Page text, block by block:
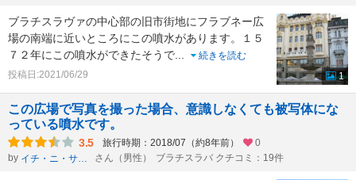
ブラチスラヴァの中心部の旧市街地にフラブネー広
場の南端に近いところにこの噴水があります。１５
７２年にこの噴水ができたそうで...
続きを読む
投稿日:2021/06/29
1
この広場で写真を撮った場合、意識しなくても被写体にな
っている噴水です。
3.5 旅行時期：2018/07（約8年前）
0
by
イチ・ニ・サン・シー・ニー・ニー さん（男性） ブラチスラバ クチコミ：19件